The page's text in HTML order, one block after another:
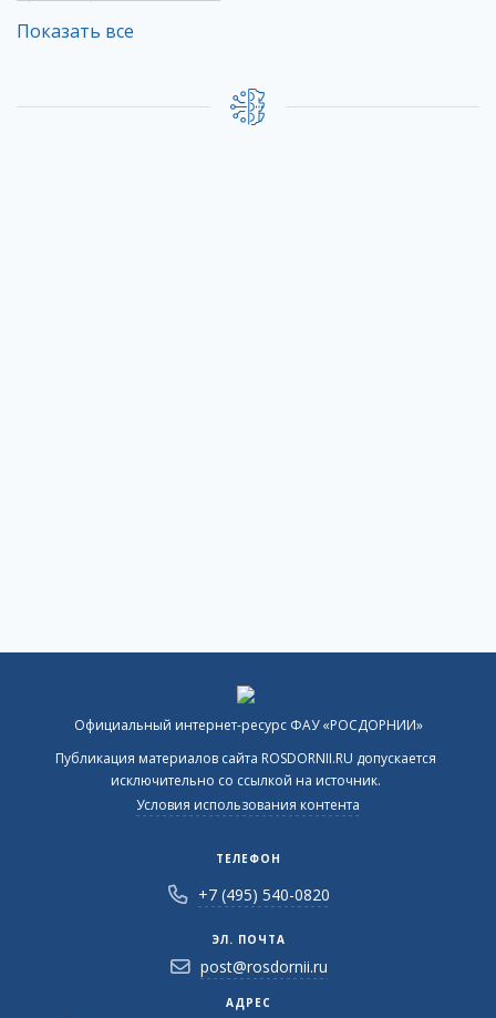
Показать все
Официальный интернет-ресурс ФАУ «РОСДОРНИИ»
Публикация материалов сайта ROSDORNII.RU допускается
исключительно со ссылкой на источник.
Условия использования контента
ТЕЛЕФОН
+7 (495) 540-0820
ЭЛ. ПОЧТА
post@rosdornii.ru
АДРЕС